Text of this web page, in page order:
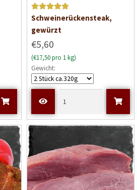
Bewertet mit
von 5
Schweinerückensteak,
gewürzt
€5,60
(€17,50 pro 1 kg)
Gewicht: